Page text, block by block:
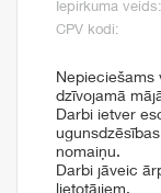
Iepirkuma veids:
CPV kodi:
Nepieciešams
dzīvojamā
Darbi ietver
nomaiņu.
Darbi jāveic